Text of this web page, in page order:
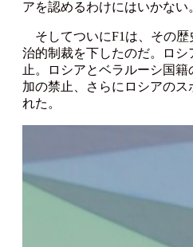
アを認めるわけにはいかない
そしてついにF1は、その歴
治的制裁を下したのだ。ロシ
止。ロシアとベラルーシ国
加の禁止、さらにロシアの
れた。